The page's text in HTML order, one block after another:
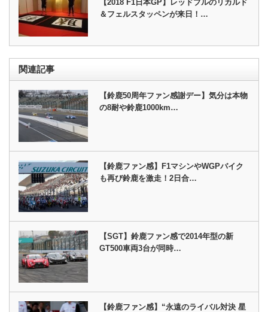
【2018 F1日本GP】レッドブルのリカルド
＆フェルスタッペンが来日！…
関連記事
【鈴鹿50周年ファン感謝デー】気分は本物
の8耐や鈴鹿1000km…
【鈴鹿ファン感】F1マシンやWGPバイク
も再び鈴鹿を激走！2日合…
【SGT】鈴鹿ファン感で2014年型の新
GT500車両3台が同時…
【鈴鹿ファン感】“永遠のライバル対決 星